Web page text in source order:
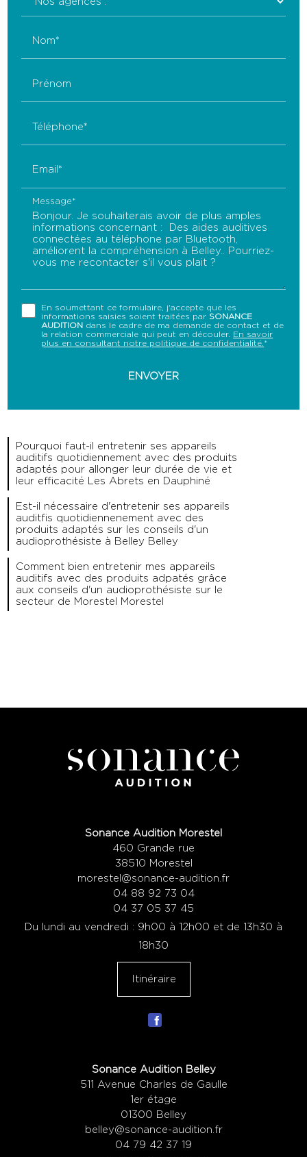
Nom*
Prénom
Téléphone*
Email*
Message*
En soumettant ce formulaire, j'accepte que les
informations saisies soient traitées parSONANCE
AUDITION dans le cadre de ma demande de contact et de
la relation commerciale qui peut en découler. En savoir
plus en consultant notre politique de confidentialité. *
Pourquoi faut-il entretenir ses appareils
auditifs quotidiennement avec des produits
adaptés pour allonger leur durée de vie et
leur efficacité Les Abrets en Dauphiné
Est-il nécessaire d'entretenir ses appareils
auditfis quotidiennenement avec des
produits adaptés sur les conseils d'un
audioprothésiste à Belley Belley
Comment bien entretenir mes appareils
auditifs avec des produits adpatés grâce
aux conseils d'un audioprothésiste sur le
secteur de Morestel Morestel
Sonance Audition Morestel
460 Grande rue
38510 Morestel
morestel@sonance-audition.fr
04 88 92 73 04
04 37 05 37 45
Du lundi au vendredi : 9h00 à 12h00 et de 13h30 à
18h30
Itinéraire
Sonance Audition Belley
511 Avenue Charles de Gaulle
1er étage
01300 Belley
belley@sonance-audition.fr
04 79 42 37 19